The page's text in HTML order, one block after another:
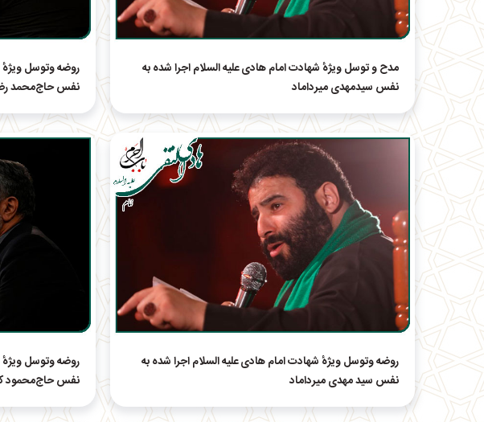
مدح و توسل ویژهٔ شهادت امام هادی علیه السلام اجرا شده به
نفس سیدمهدی میرداماد
روضه وتوسل ویژهٔ
نفس حاج‌محمد
روضه وتوسل ویژهٔ شهادت امام هادی علیه السلام اجرا شده به
نفس سید مهدی میرداماد
روضه وتوسل ویژهٔ
نفس حاج‌محمود